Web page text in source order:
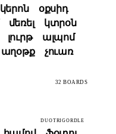
կերոն
օքսիդ
մեռել
կտրօն
լուրթ
ալպոմ
աղօթք
չուառ
32 BOARDS
DUOTRIGORDLE